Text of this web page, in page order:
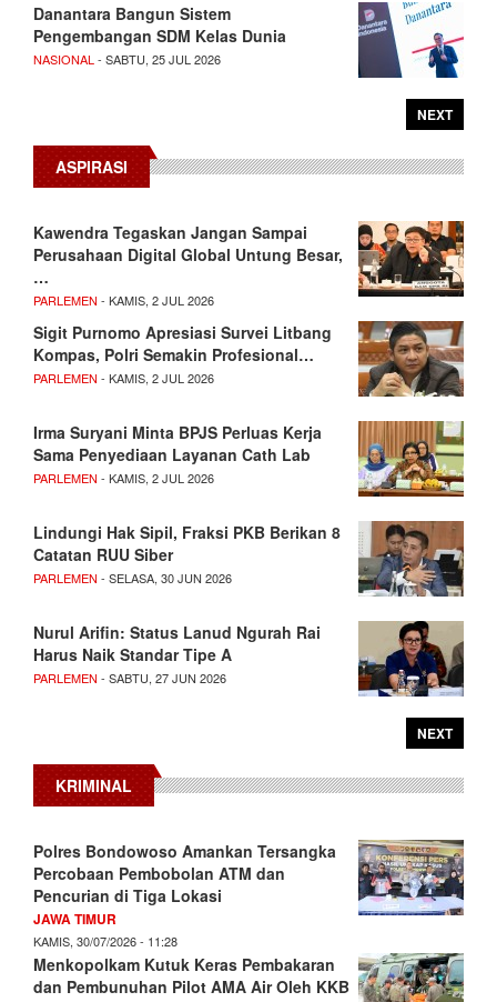
Danantara Bangun Sistem
Pengembangan SDM Kelas Dunia
NASIONAL - SABTU, 25 JUL 2026
NEXT
ASPIRASI
Kawendra Tegaskan Jangan Sampai
Perusahaan Digital Global Untung Besar,
…
PARLEMEN - KAMIS, 2 JUL 2026
Sigit Purnomo Apresiasi Survei Litbang
Kompas, Polri Semakin Profesional…
PARLEMEN - KAMIS, 2 JUL 2026
Irma Suryani Minta BPJS Perluas Kerja
Sama Penyediaan Layanan Cath Lab
PARLEMEN - KAMIS, 2 JUL 2026
Lindungi Hak Sipil, Fraksi PKB Berikan 8
Catatan RUU Siber
PARLEMEN - SELASA, 30 JUN 2026
Nurul Arifin: Status Lanud Ngurah Rai
Harus Naik Standar Tipe A
PARLEMEN - SABTU, 27 JUN 2026
NEXT
KRIMINAL
Polres Bondowoso Amankan Tersangka
Percobaan Pembobolan ATM dan
Pencurian di Tiga Lokasi
JAWA TIMUR
KAMIS, 30/07/2026 - 11:28
Menkopolkam Kutuk Keras Pembakaran
dan Pembunuhan Pilot AMA Air Oleh KKB